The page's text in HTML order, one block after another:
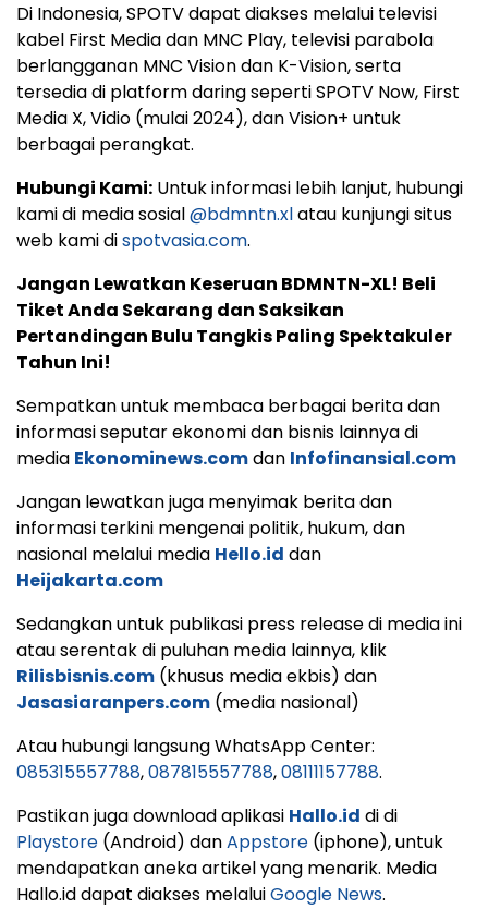
Di Indonesia, SPOTV dapat diakses melalui televisi
kabel First Media dan MNC Play, televisi parabola
berlangganan MNC Vision dan K-Vision, serta
tersedia di platform daring seperti SPOTV Now, First
Media X, Vidio (mulai 2024), dan Vision+ untuk
berbagai perangkat.
Hubungi Kami: Untuk informasi lebih lanjut, hubungi
kami di media sosial@bdmntn.xlatau kunjungi situs
web kami dispotvasia.com.
Jangan Lewatkan Keseruan BDMNTN-XL! Beli
Tiket Anda Sekarang dan Saksikan
Pertandingan Bulu Tangkis Paling Spektakuler
Tahun Ini!
Sempatkan untuk membaca berbagai berita dan
informasi seputar ekonomi dan bisnis lainnya di
media Ekonominews.comdan Infofinansial.com
Jangan lewatkan juga menyimak berita dan
informasi terkini mengenai politik, hukum, dan
nasional melalui media Hello.id dan
Heijakarta.com
Sedangkan untuk publikasi press release di media ini
atau serentak di puluhan media lainnya, klik
Rilisbisnis.com (khusus media ekbis) dan
Jasasiaranpers.com (media nasional)
Atau hubungi langsung WhatsApp Center:
085315557788,087815557788,08111157788.
Pastikan juga download aplikasi Hallo.id di di
Playstore (Android) danAppstore (iphone), untuk
mendapatkan aneka artikel yang menarik. Media
Hallo.id dapat diakses melaluiGoogle News.